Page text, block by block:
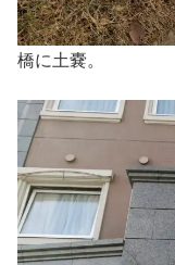
橋に土嚢。